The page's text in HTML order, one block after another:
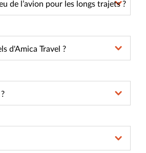
de l’avion pour les longs trajets ?
d'Amica Travel ?